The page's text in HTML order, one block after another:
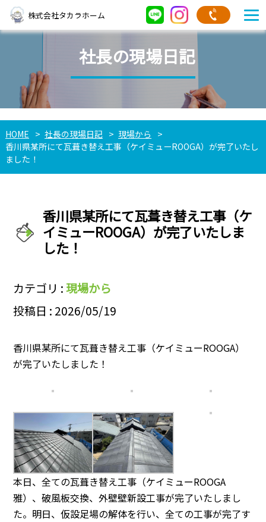
株式会社タカラホーム
社長の現場日記
HOME 社長の現場日記
現場から
香川県某所にて瓦葺き替え工事（ケイミューROOGA）が完了いたし
ました！
香川県某所にて瓦葺き替え工事（ケ
イミューROOGA）が完了いたしま
した！
カテゴリ :現場から
投稿日 : 2026/05/19
香川県某所にて瓦葺き替え工事（ケイミューROOGA）
が完了いたしました！
本日、全ての瓦葺き替え工事（ケイミューROOGA
雅）、破風板交換、外壁壁新設工事が完了いたしまし
た。明日、仮設足場の解体を行い、全ての工事が完了す